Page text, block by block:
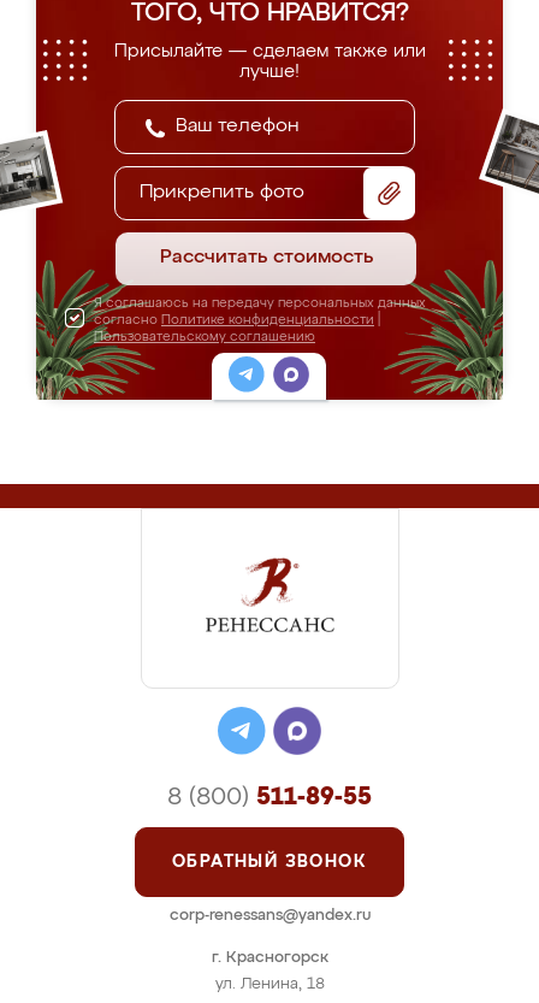
ТОГО, ЧТО НРАВИТСЯ?
Присылайте — сделаем также или
лучше!
Прикрепить фото
Рассчитать стоимость
Я соглашаюсь на передачу персональных данных
согласно Политике конфиденциальности
Пользовательскому соглашению
г. Красногорск
ул. Ленина, 18
8 (800) 511-89-55
ОБРАТНЫЙ ЗВОНОК
corp-renessans@yandex.ru